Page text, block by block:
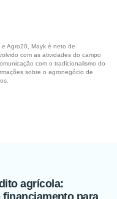
Agro20, Mayk é neto de
com as atividades do campo
com o tradicionalismo do
sobre o agronegócio de
agrícola:
financiamento para